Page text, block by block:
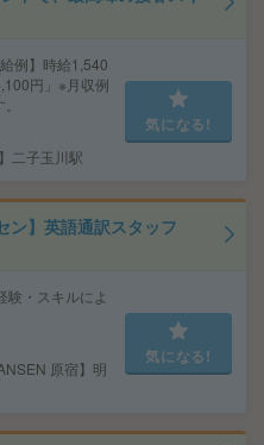
例】時給1,540
円」※月収例
二子玉川駅
気になる!
ン】英語通訳スタッフ
・スキルによ
原宿】明
気になる!